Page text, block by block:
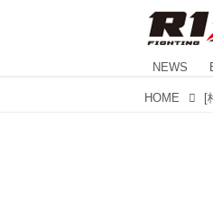
NEWS
HOME